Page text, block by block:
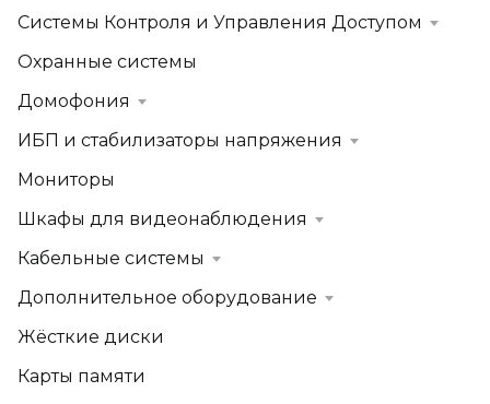
Системы Контроля и Управления Доступом
Охранные системы
Домофония
ИБП и стабилизаторы напряжения
Мониторы
Шкафы для видеонаблюдения
Кабельные системы
Дополнительное оборудование
Жёсткие диски
Карты памяти